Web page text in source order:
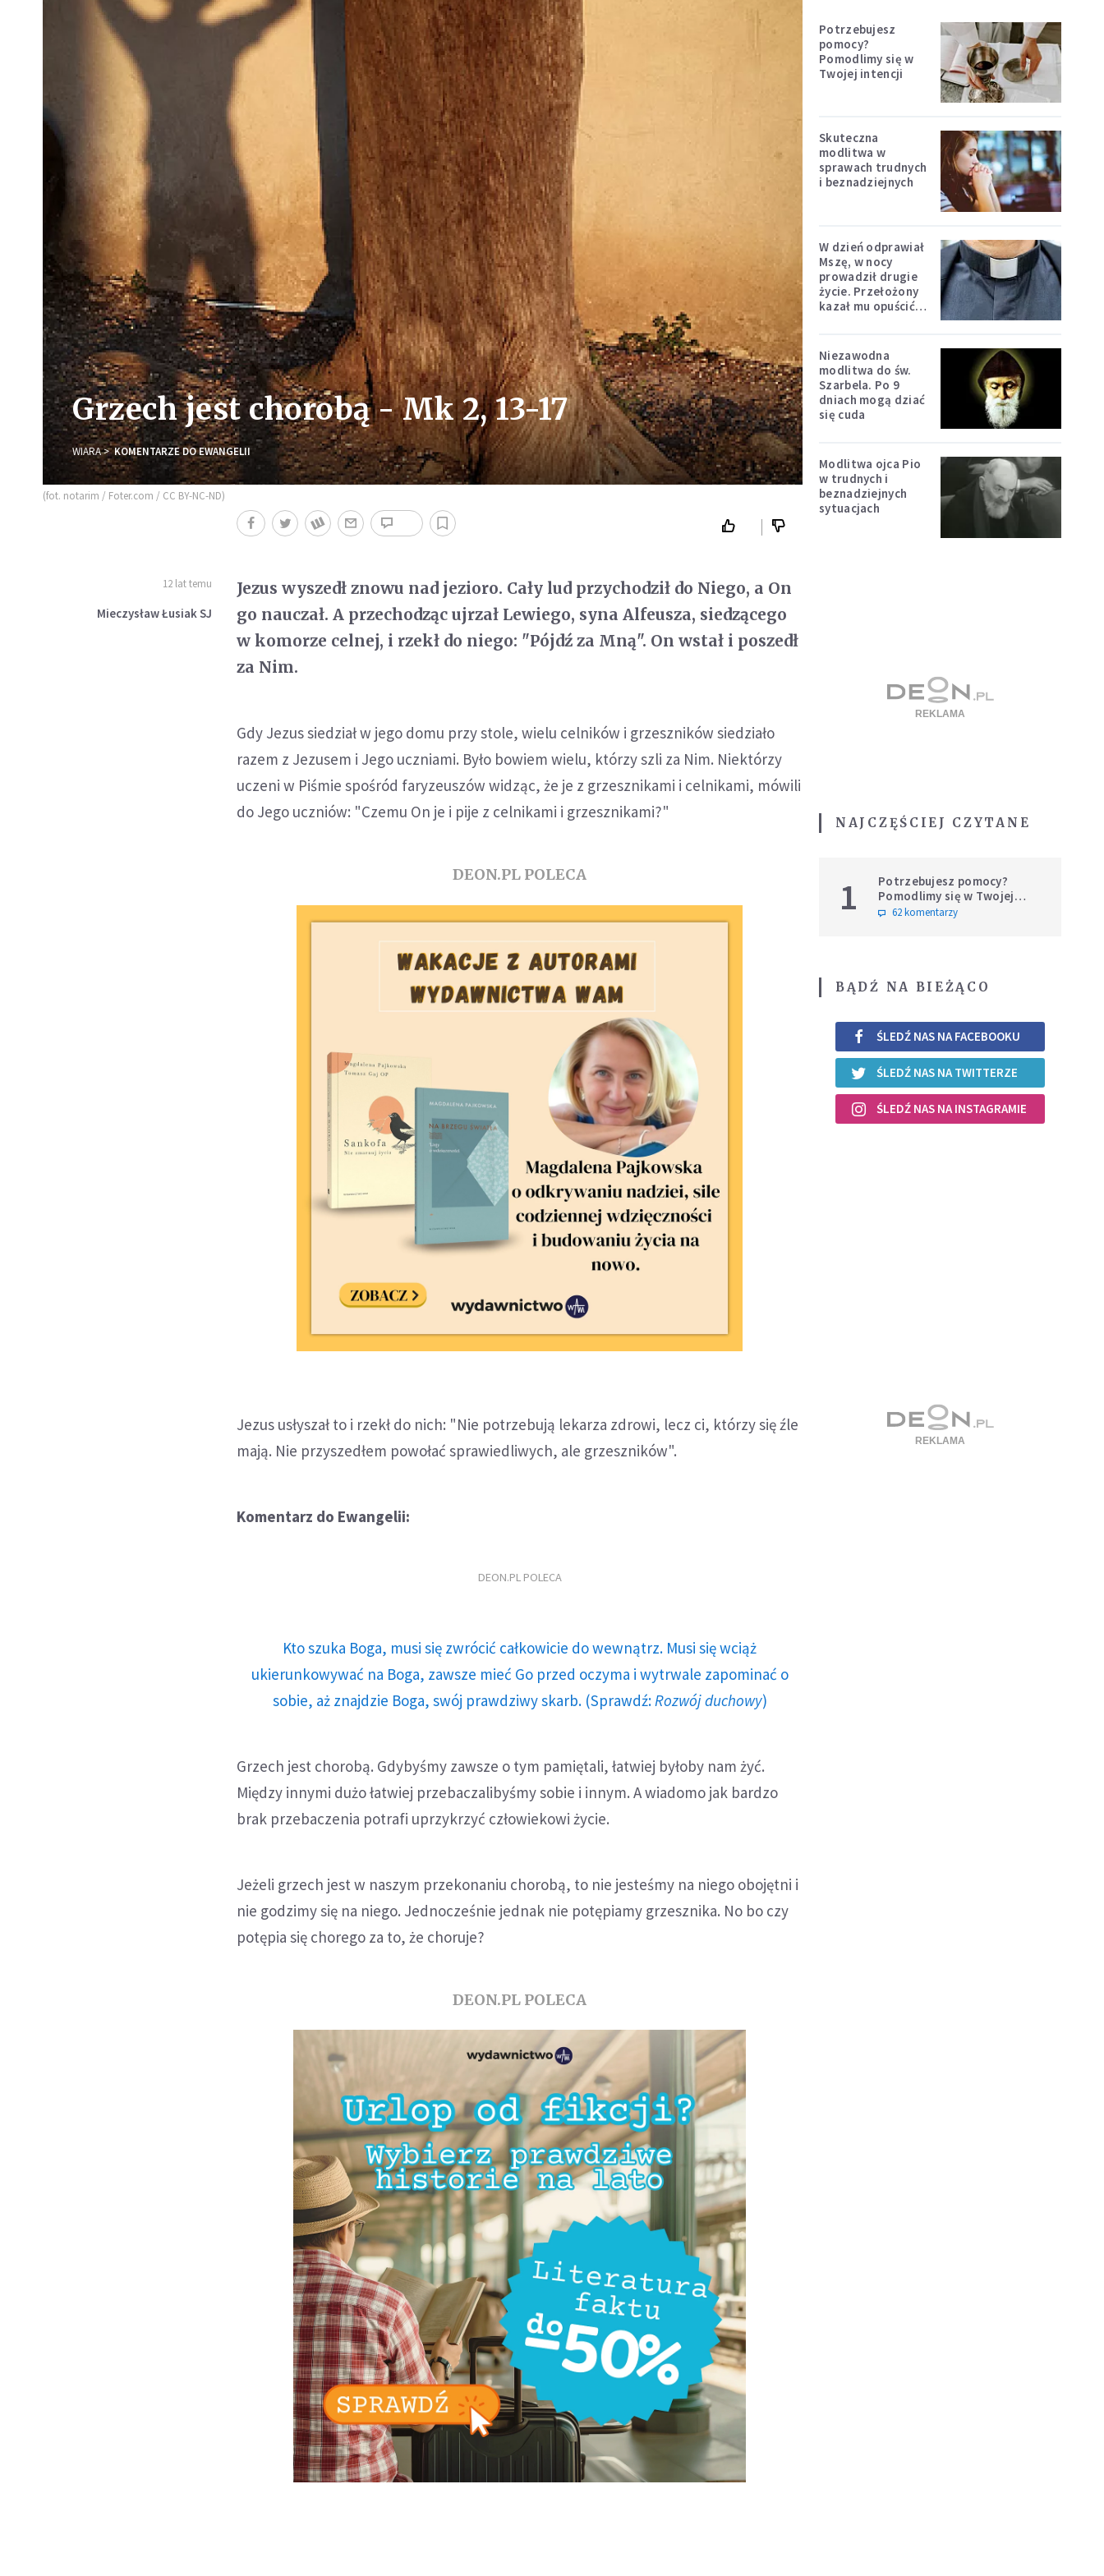
Grzech jest chorobą - Mk 2, 13-17
WIARA KOMENTARZE DO EWANGELII
(fot. notarim / Foter.com / CC BY-NC-ND)
12 lat temu
Mieczysław Łusiak SJ
Jezus wyszedł znowu nad jezioro. Cały lud przychodził do Niego, a On
go nauczał. A przechodząc ujrzał Lewiego, syna Alfeusza, siedzącego
w komorze celnej, i rzekł do niego: "Pójdź za Mną". On wstał i poszedł
za Nim.
Gdy Jezus siedział w jego domu przy stole, wielu celników i grzeszników siedziało
razem z Jezusem i Jego uczniami. Było bowiem wielu, którzy szli za Nim. Niektórzy
uczeni w Piśmie spośród faryzeuszów widząc, że je z grzesznikami i celnikami, mówili
do Jego uczniów: "Czemu On je i pije z celnikami i grzesznikami?"
DEON.PL POLECA
Jezus usłyszał to i rzekł do nich: "Nie potrzebują lekarza zdrowi, lecz ci, którzy się źle
mają. Nie przyszedłem powołać sprawiedliwych, ale grzeszników".
Komentarz do Ewangelii:
DEON.PL POLECA
Kto szuka Boga, musi się zwrócić całkowicie do wewnątrz. Musi się wciąż
ukierunkowywać na Boga, zawsze mieć Go przed oczyma i wytrwale zapominać o
sobie, aż znajdzie Boga, swój prawdziwy skarb. (Sprawdź: Rozwój duchowy)
Grzech jest chorobą. Gdybyśmy zawsze o tym pamiętali, łatwiej byłoby nam żyć.
Między innymi dużo łatwiej przebaczalibyśmy sobie i innym. A wiadomo jak bardzo
brak przebaczenia potrafi uprzykrzyć człowiekowi życie.
Jeżeli grzech jest w naszym przekonaniu chorobą, to nie jesteśmy na niego obojętni i
nie godzimy się na niego. Jednocześnie jednak nie potępiamy grzesznika. No bo czy
potępia się chorego za to, że choruje?
DEON.PL POLECA
Potrzebujesz
pomocy?
Pomodlimy się w
Twojej intencji
Skuteczna
modlitwa w
sprawach trudnych
i beznadziejnych
W dzień odprawiał
Mszę, w nocy
prowadził drugie
życie. Przełożony
kazał mu opuścić
Niezawodna
modlitwa do św.
Szarbela. Po 9
dniach mogą dziać
się cuda
Modlitwa ojca Pio
w trudnych i
beznadziejnych
sytuacjach
NAJCZĘŚCIEJ CZYTANE
1
Potrzebujesz pomocy?
Pomodlimy się w Twojej
intencji
62 komentarzy
BĄDŹ NA BIEŻĄCO
ŚLEDŹ NAS NA FACEBOOKU
ŚLEDŹ NAS NA TWITTERZE
ŚLEDŹ NAS NA INSTAGRAMIE